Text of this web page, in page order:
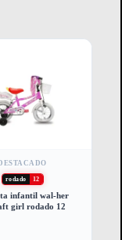
rodado 12
infantil wal-her
girl rodado 12